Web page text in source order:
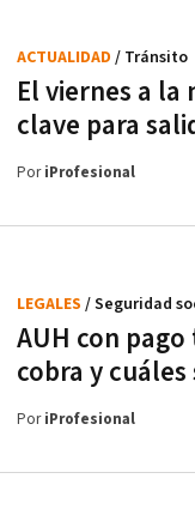
El viernes a
clave para
ACTUALIDAD / Tránsito
PoriProfesional
AUH con
cobra y
LEGALES / Seguridad
PoriProfesional